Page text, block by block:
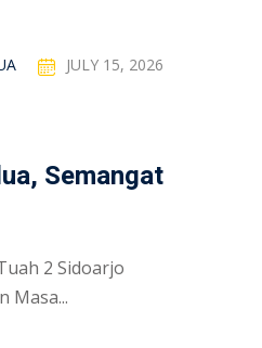
JULY 15, 2026
Semangat
2 Sidoarjo
Masa...